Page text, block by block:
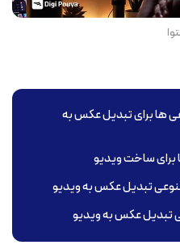
برای تبدیل عکس به
ساخت ویدیو
تبدیل عکس به ویدیو
تبدیل عکس به ویدیو